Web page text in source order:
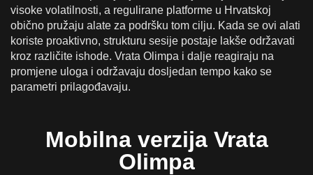
visoke volatilnosti, a regulirane platforme u Hrvatskoj
obično pružaju alate za podršku tom cilju. Kada se ovi alati
koriste proaktivno, strukturu sesije postaje lakše održavati
kroz različite ishode. Vrata Olimpa i dalje reagiraju na
promjene uloga i održavaju dosljedan tempo kako se
parametri prilagođavaju.
Mobilna verzija Vrata
Olimpa